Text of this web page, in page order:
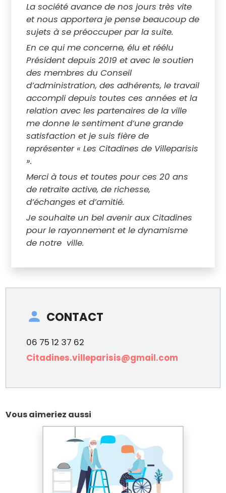
La société avance de nos jours très vite
et nous apportera je pense beaucoup de
sujets à se préoccuper par la suite.
En ce qui me concerne, élu et réélu
Président depuis 2019 et avec le soutien
des membres du Conseil
d’administration, des adhérents, le travail
accompli depuis toutes ces années et la
relation avec les partenaires de la ville
me donne le sentiment d’une grande
satisfaction et je suis fière de
représenter « Les Citadines de Villeparisis
».
Merci à tous et toutes pour ces 20 ans
de retraite active, de richesse,
d’échanges et d’amitié.
Je souhaite un bel avenir aux Citadines
pour le rayonnement et le dynamisme
de notre ville.
CONTACT
06 75 12 37 62
Citadines.villeparisis@gmail.com
Vous aimeriez aussi